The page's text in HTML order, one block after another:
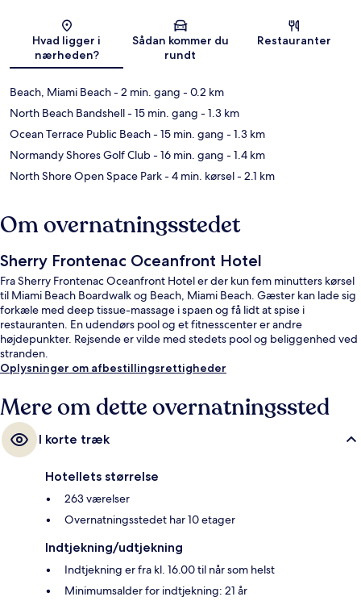
Kort
Hvad ligger i
nærheden?
Sådan kommer du
rundt
Restauranter
Beach, Miami Beach- 2 min. gang - 0.2 km
North Beach Bandshell- 15 min. gang - 1.3 km
Ocean Terrace Public Beach- 15 min. gang - 1.3 km
Normandy Shores Golf Club- 16 min. gang - 1.4 km
North Shore Open Space Park- 4 min. kørsel- 2.1 km
Om overnatningsstedet
Sherry Frontenac Oceanfront Hotel
Fra Sherry Frontenac Oceanfront Hotel er der kun fem minutters kørsel
til Miami Beach Boardwalk og Beach, Miami Beach. Gæster kan lade sig
forkæle med deep tissue-massage i spaen og få lidt at spise i
restauranten. En udendørs pool og et fitnesscenter er andre
højdepunkter. Rejsende er vilde med stedets pool og beliggenhed ved
stranden.
Oplysninger om afbestillingsrettigheder
Mere om dette overnatningssted
I korte træk
Hotellets størrelse
263 værelser
Overnatningsstedet har 10 etager
Indtjekning/udtjekning
Indtjekning er fra kl. 16.00 til når som helst
Minimumsalder for indtjekning: 21 år